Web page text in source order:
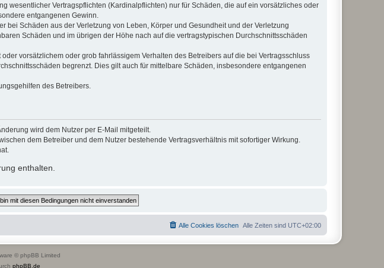
wesentlicher Vertragspflichten (Kardinalpflichten) nur für Schäden, die auf ein vorsätzliches oder
entgangenen Gewinn.
Schäden aus der Verletzung von Leben, Körper und Gesundheit und der Verletzung
Schäden und im übrigen der Höhe nach auf die vertragstypischen Durchschnittsschäden
vorsätzlichem oder grob fahrlässigem Verhalten des Betreibers auf die bei Vertragsschluss
begrenzt. Dies gilt auch für mittelbare Schäden, insbesondere entgangenen
des Betreibers.
wird dem Nutzer per E-Mail mitgeteilt.
dem Betreiber und dem Nutzer bestehende Vertragsverhältnis mit sofortiger Wirkung.
enthalten.
Alle Zeiten sind UTC+02:00
Alle Cookies löschen
© phpBB Limited
phpBB.de